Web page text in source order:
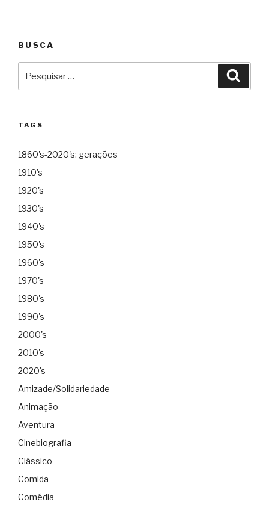
BUSCA
por:
TAGS
1860's-2020's: gerações
1910's
1920's
1930's
1940's
1950's
1960's
1970's
1980's
1990's
2000's
2010's
2020's
Amizade/Solidariedade
Animação
Aventura
Cinebiografia
Clássico
Comida
Comédia